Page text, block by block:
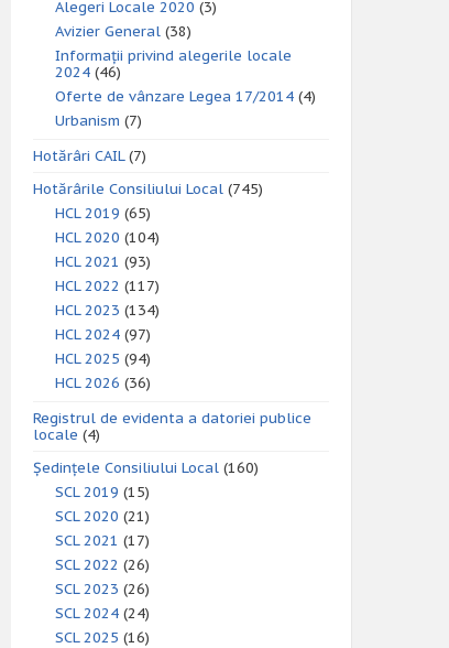
Alegeri Locale 2020 (3)
Avizier General (38)
Informații privind alegerile locale
2024 (46)
Oferte de vânzare Legea 17/2014 (4)
Urbanism (7)
Hotărâri CAIL(7)
Hotărârile Consiliului Local (745)
HCL 2019 (65)
HCL 2020 (104)
HCL 2021 (93)
HCL 2022 (117)
HCL 2023 (134)
HCL 2024 (97)
HCL 2025 (94)
HCL 2026 (36)
Registrul de evidenta a datoriei publice
locale (4)
Ședințele Consiliului Local (160)
SCL 2019 (15)
SCL 2020 (21)
SCL 2021 (17)
SCL 2022 (26)
SCL 2023 (26)
SCL 2024 (24)
SCL 2025 (16)